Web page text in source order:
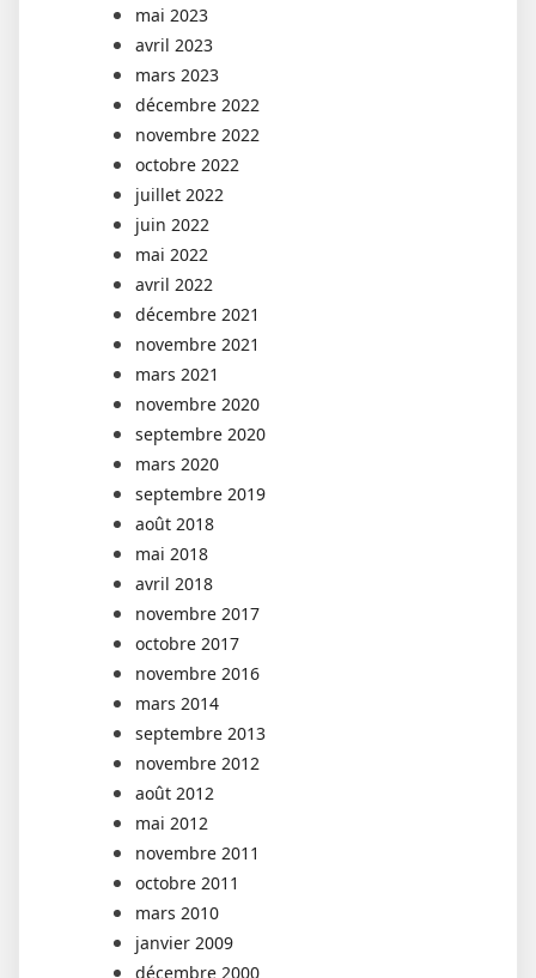
mai 2023
avril 2023
mars 2023
décembre 2022
novembre 2022
octobre 2022
juillet 2022
juin 2022
mai 2022
avril 2022
décembre 2021
novembre 2021
mars 2021
novembre 2020
septembre 2020
mars 2020
septembre 2019
août 2018
mai 2018
avril 2018
novembre 2017
octobre 2017
novembre 2016
mars 2014
septembre 2013
novembre 2012
août 2012
mai 2012
novembre 2011
octobre 2011
mars 2010
janvier 2009
décembre 2000